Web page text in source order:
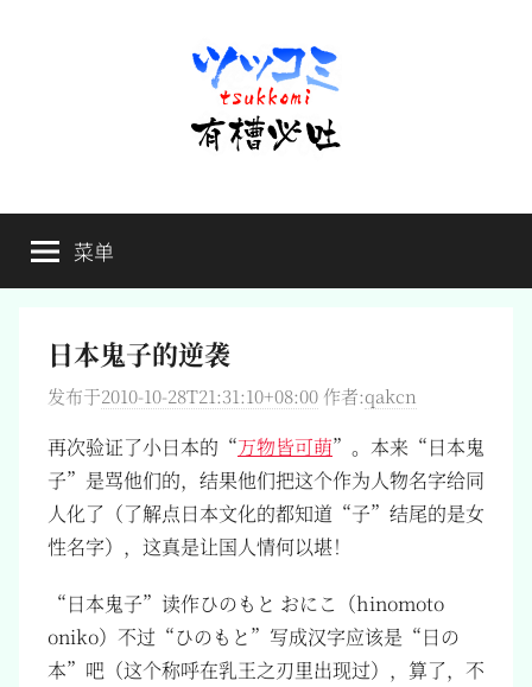
有
槽
必
吐
槽，
毋
菜单
日本鬼子的逆袭
发布于2010-10-28T21:31:10+08:00 作者:qakcn
再次验证了小日本的“万物皆可萌”。本来“日本鬼
子”是骂他们的，结果他们把这个作为人物名字给同
人化了（了解点日本文化的都知道“子”结尾的是女
性名字），这真是让国人情何以堪！
“日本鬼子”读作ひのもと おにこ（hinomoto
oniko）不过“ひのもと”写成汉字应该是“日の
本”吧（这个称呼在乳王之刃里出现过），算了，不